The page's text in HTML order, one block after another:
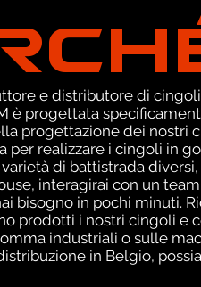
e distributore di
è progettata
progettazione dei nostri
realizzare i cingoli in
di battistrada
interagirai con un
bisogno in pochi minuti.
prodotti i nostri cingoli e
industriali o sulle
in Belgio,